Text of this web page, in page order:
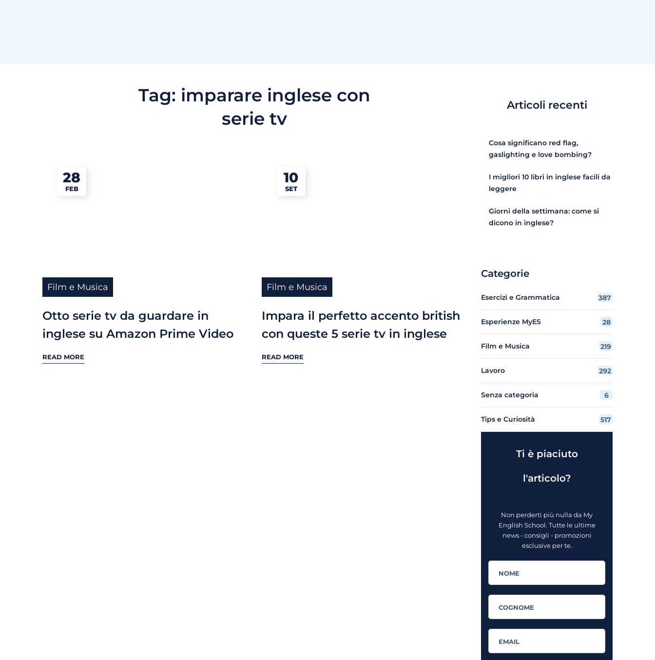
Tag: imparare inglese con
serie tv
28
FEB
Film e Musica
Otto serie tv da guardare in
inglese su Amazon Prime Video
READ MORE
10
SET
Film e Musica
Impara il perfetto accento british
con queste 5 serie tv in inglese
READ MORE
Articoli recenti
Cosa significano red flag,
gaslighting e love bombing?
I migliori 10 libri in inglese facili da
leggere
Giorni della settimana: come si
dicono in inglese?
Categorie
Esercizi e Grammatica 387
Esperienze MyES 28
Film e Musica 219
Lavoro 292
Senza categoria 6
Tips e Curiosità 517
Ti è piaciuto
l'articolo?
Non perderti più nulla da My
English School. Tutte le ultime
news - consigli - promozioni
esclusive per te.